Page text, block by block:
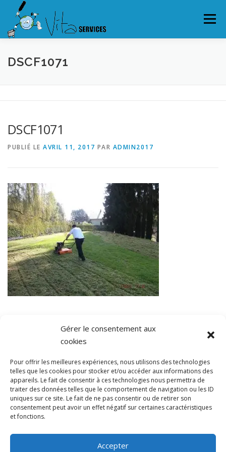
Gérer le consentement aux
cookies
Pour offrir les meilleures expériences, nous utilisons des technologies
telles que les cookies pour stocker et/ou accéder aux informations des
appareils. Le fait de consentir à ces technologies nous permettra de
traiter des données telles que le comportement de navigation ou les ID
uniques sur ce site. Le fait de ne pas consentir ou de retirer son
consentement peut avoir un effet négatif sur certaines caractéristiques
et fonctions.
Accepter
contenu
Menu
JARDINAGE
PRESSE
DSCF1071
DSCF1071
PUBLIÉ LE AVRIL 11, 2017 PAR ADMIN2017
Conditions générales
COPYRIGHT © 2022 VITA SERVICES